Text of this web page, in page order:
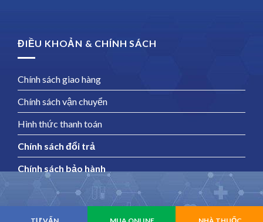
ĐIỀU KHOẢN & CHÍNH SÁCH
Chính sách giao hàng
Chính sách vận chuyển
Hình thức thanh toán
Chính sách đổi trả
Chính sách bảo hành
Copyright 2026 ©Suhago